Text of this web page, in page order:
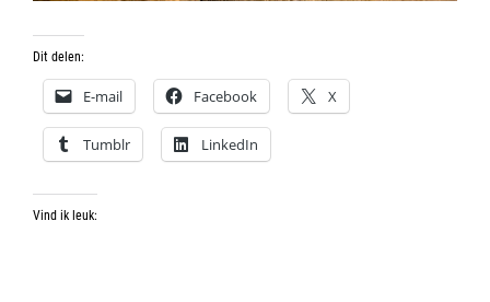
Dit delen:
E-mail Facebook X
Tumblr LinkedIn
Vind ik leuk: